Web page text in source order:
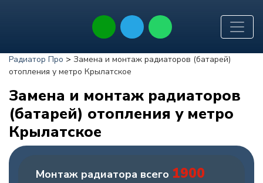
Радиатор Про > Замена и монтаж радиаторов (батарей)
отопления у метро Крылатское
Замена и монтаж радиаторов
(батарей) отопления у метро
Крылатское
Монтаж радиатора всего 1900